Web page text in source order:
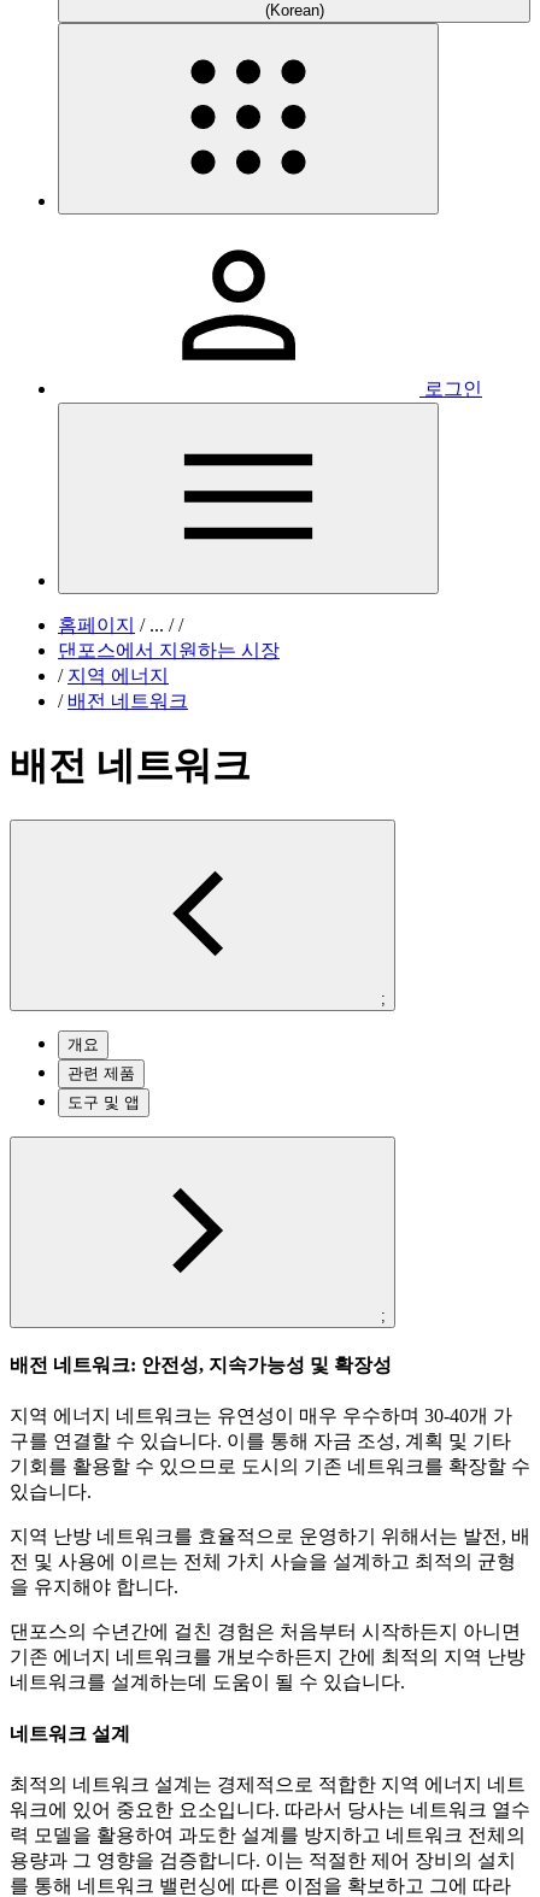
(Korean)
로그인
홈페이지 /... / /
댄포스에서 지원하는 시장
/ 지역 에너지
/ 배전 네트워크
배전 네트워크
;
개요
관련 제품
도구 및 앱
;
배전 네트워크: 안전성, 지속가능성 및 확장성
지역 에너지 네트워크는 유연성이 매우 우수하며 30-40개 가
구를 연결할 수 있습니다. 이를 통해 자금 조성, 계획 및 기타
기회를 활용할 수 있으므로 도시의 기존 네트워크를 확장할 수
있습니다.
지역 난방 네트워크를 효율적으로 운영하기 위해서는 발전, 배
전 및 사용에 이르는 전체 가치 사슬을 설계하고 최적의 균형
을 유지해야 합니다.
댄포스의 수년간에 걸친 경험은 처음부터 시작하든지 아니면
기존 에너지 네트워크를 개보수하든지 간에 최적의 지역 난방
네트워크를 설계하는데 도움이 될 수 있습니다.
네트워크 설계
최적의 네트워크 설계는 경제적으로 적합한 지역 에너지 네트
워크에 있어 중요한 요소입니다. 따라서 당사는 네트워크 열수
력 모델을 활용하여 과도한 설계를 방지하고 네트워크 전체의
용량과 그 영향을 검증합니다. 이는 적절한 제어 장비의 설치
를 통해 네트워크 밸런싱에 따른 이점을 확보하고 그에 따라